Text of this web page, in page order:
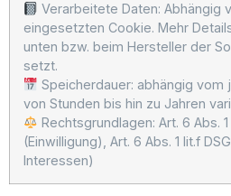
Verarbeitete Daten: Abhängig
eingesetzten Cookie. Mehr
unten bzw. beim Hersteller der
setzt.
Speicherdauer: abhängig vom
von Stunden bis hin zu Jahren
Rechtsgrundlagen: Art. 6 Abs. 1
(Einwilligung), Art. 6 Abs. 1 lit.f
Interessen)